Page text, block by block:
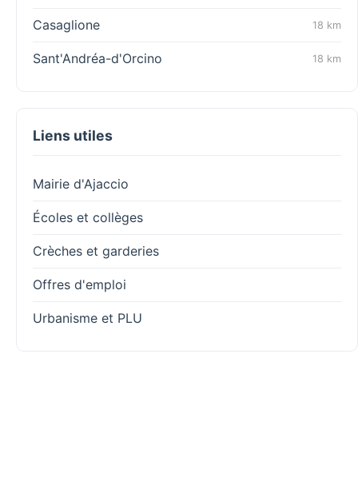
Casaglione 18 km
Sant'Andréa-d'Orcino 18 km
Liens utiles
Mairie d'Ajaccio
Écoles et collèges
Crèches et garderies
Offres d'emploi
Urbanisme et PLU